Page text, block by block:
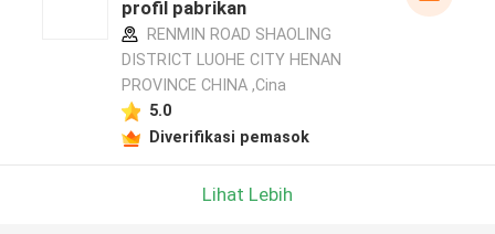
profil pabrikan
RENMIN ROAD SHAOLING
DISTRICT LUOHE CITY HENAN
PROVINCE CHINA ,Cina
5.0
Diverifikasi pemasok
Lihat Lebih